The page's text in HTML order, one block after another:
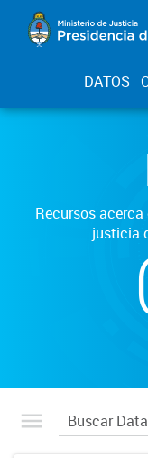
DATOS
Recursos
justicia